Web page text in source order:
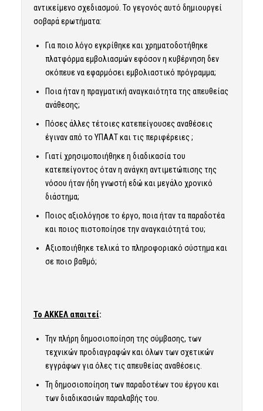
αντικείμενο σχεδιασμού. Το γεγονός αυτό δημιουργεί
σοβαρά ερωτήματα:
Για ποιο λόγο εγκρίθηκε και χρηματοδοτήθηκε
πλατφόρμα εμβολιασμών εφόσον η κυβέρνηση δεν
σκόπευε να εφαρμόσει εμβολιαστικό πρόγραμμα;
Ποια ήταν η πραγματική αναγκαιότητα της απευθείας
ανάθεσης;
Πόσες άλλες τέτοιες κατεπείγουσες αναθέσεις
έγιναν από το ΥΠΑΑΤ και τις περιφέρειες ;
Γιατί χρησιμοποιήθηκε η διαδικασία του
κατεπείγοντος όταν η ανάγκη αντιμετώπισης της
νόσου ήταν ήδη γνωστή εδώ και μεγάλο χρονικό
διάστημα;
Ποιος αξιολόγησε το έργο, ποια ήταν τα παραδοτέα
και ποιος πιστοποίησε την αναγκαιότητά του;
Αξιοποιήθηκε τελικά το πληροφοριακό σύστημα και
σε ποιο βαθμό;
Το ΑΚΚΕΛ απαιτεί:
Την πλήρη δημοσιοποίηση της σύμβασης, των
τεχνικών προδιαγραφών και όλων των σχετικών
εγγράφων για όλες τις απευθείας αναθέσεις.
Τη δημοσιοποίηση των παραδοτέων του έργου και
των διαδικασιών παραλαβής του.